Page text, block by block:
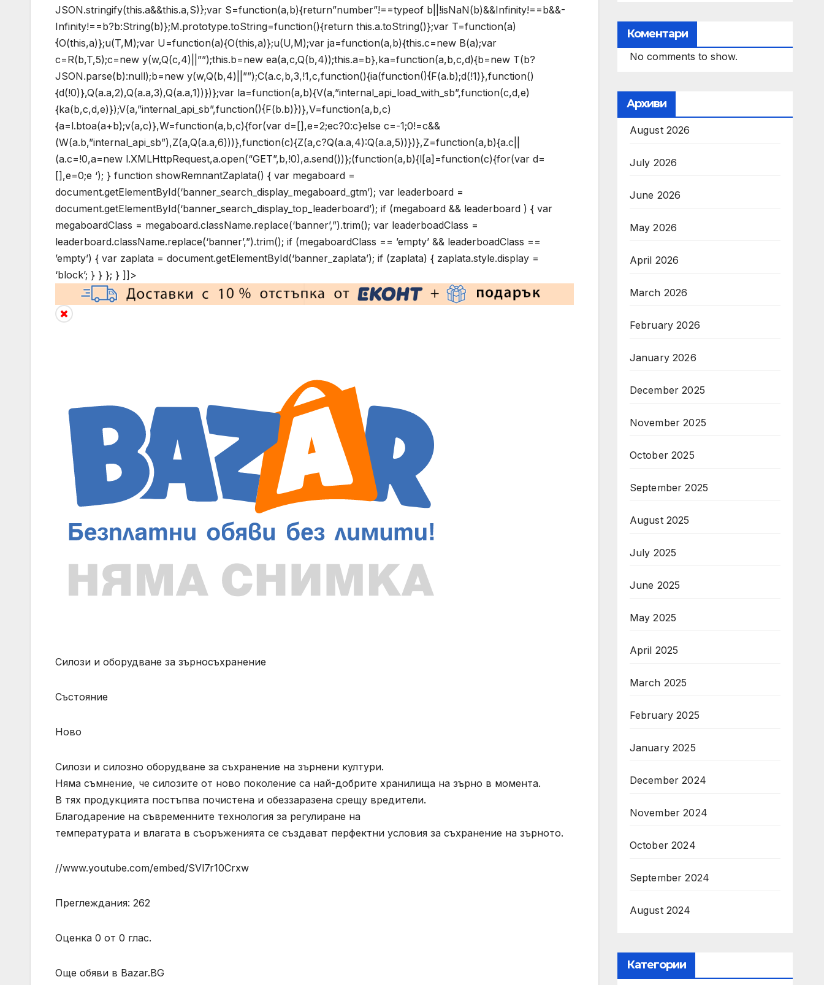
JSON.stringify(this.a&&this.a,S)};var S=function(a,b){return”number”!==typeof b||!isNaN(b)&&Infinity!==b&&-
Infinity!==b?b:String(b)};M.prototype.toString=function(){return this.a.toString()};var T=function(a)
{O(this,a)};u(T,M);var U=function(a){O(this,a)};u(U,M);var ja=function(a,b){this.c=new B(a);var
c=R(b,T,5);c=new y(w,Q(c,4)||””);this.b=new ea(a,c,Q(b,4));this.a=b},ka=function(a,b,c,d){b=new T(b?
JSON.parse(b):null);b=new y(w,Q(b,4)||””);C(a.c,b,3,!1,c,function(){ia(function(){F(a.b);d(!1)},function()
{d(!0)},Q(a.a,2),Q(a.a,3),Q(a.a,1))})};var la=function(a,b){V(a,”internal_api_load_with_sb”,function(c,d,e)
{ka(b,c,d,e)});V(a,”internal_api_sb”,function(){F(b.b)})},V=function(a,b,c)
{a=l.btoa(a+b);v(a,c)},W=function(a,b,c){for(var d=[],e=2;ec?0:c}else c=-1;0!=c&&
(W(a.b,”internal_api_sb”),Z(a,Q(a.a,6)))},function(c){Z(a,c?Q(a.a,4):Q(a.a,5))})},Z=function(a,b){a.c||
(a.c=!0,a=new l.XMLHttpRequest,a.open(“GET”,b,!0),a.send())};(function(a,b){l[a]=function(c){for(var d=
[],e=0;e ‘); } function showRemnantZaplata() { var megaboard =
document.getElementById(‘banner_search_display_megaboard_gtm’); var leaderboard =
document.getElementById(‘banner_search_display_top_leaderboard’); if (megaboard && leaderboard ) { var
megaboardClass = megaboard.className.replace(‘banner’,”).trim(); var leaderboadClass =
leaderboard.className.replace(‘banner’,”).trim(); if (megaboardClass == ’empty’ && leaderboadClass ==
’empty’) { var zaplata = document.getElementById(‘banner_zaplata’); if (zaplata) { zaplata.style.display =
‘block’; } } }; } ]]>
Силози и оборудване за зърносъхранение
Състояние
Ново
️Силози и силозно оборудване за съхранение на зърнени култури.
️Няма съмнение, че силозите от ново поколение са най-добрите хранилища на зърно в момента.
️В тях продукцията постъпва почистена и обеззаразена срещу вредители.
️Благодарение на съвременните технология за регулиране на
температурата и влагата в съоръженията се създават перфектни условия за съхранение на зърното.
//www.youtube.com/embed/SVl7r10Crxw
Преглеждания: 262
Оценка 0 от 0 глас.
Още обяви в Bazar.BG
Коментари
No comments to show.
Архиви
August 2026
July 2026
June 2026
May 2026
April 2026
March 2026
February 2026
January 2026
December 2025
November 2025
October 2025
September 2025
August 2025
July 2025
June 2025
May 2025
April 2025
March 2025
February 2025
January 2025
December 2024
November 2024
October 2024
September 2024
August 2024
Категории